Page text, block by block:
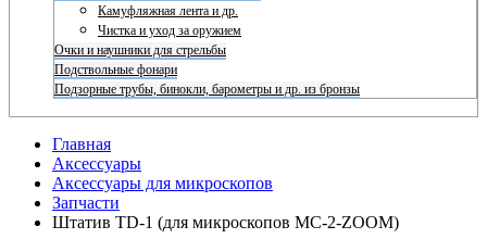
Камуфляжная лента и др.
Чистка и уход за оружием
Очки и наушники для стрельбы
Подствольные фонари
Подзорные трубы, бинокли, барометры и др. из бронзы
Главная
Аксессуары
Аксессуары для микроскопов
Запчасти
Штатив TD-1 (для микроскопов MC-2-ZOOM)